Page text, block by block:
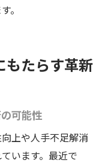
。
もたらす革新
可能性
上や人手不足解消
います。最近で